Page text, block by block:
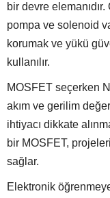
bir devre
pompa ve solenoid
korumak ve yükü
kullanılır.
MOSFET seçerken
akım ve gerilim
ihtiyacı dikkate
bir MOSFET,
sağlar.
Elektronik